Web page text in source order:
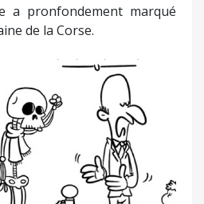
a pronfondement marqué
de la Corse.